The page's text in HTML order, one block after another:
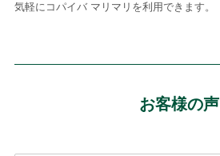
気軽にコパイバ マリマリを利用できます。
お客様の声